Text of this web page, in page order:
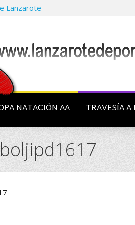
Lanzarote
NATACIÓN AA TRAVESÍA